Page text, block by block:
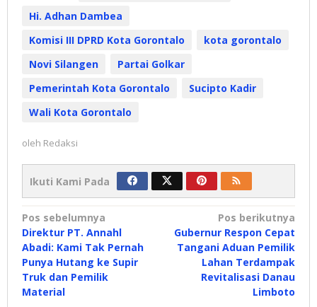
Hi. Adhan Dambea
Komisi III DPRD Kota Gorontalo
kota gorontalo
Novi Silangen
Partai Golkar
Pemerintah Kota Gorontalo
Sucipto Kadir
Wali Kota Gorontalo
oleh Redaksi
Ikuti Kami Pada
Navigasi
pos
Pos sebelumnya
Direktur PT. Annahl
Abadi: Kami Tak Pernah
Punya Hutang ke Supir
Truk dan Pemilik
Material
Pos berikutnya
Gubernur Respon Cepat
Tangani Aduan Pemilik
Lahan Terdampak
Revitalisasi Danau
Limboto